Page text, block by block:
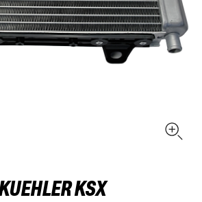
KSX